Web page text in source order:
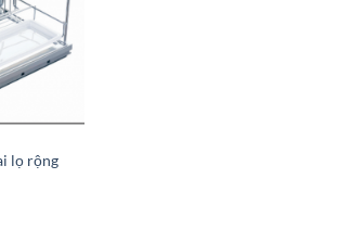
lọ rộng